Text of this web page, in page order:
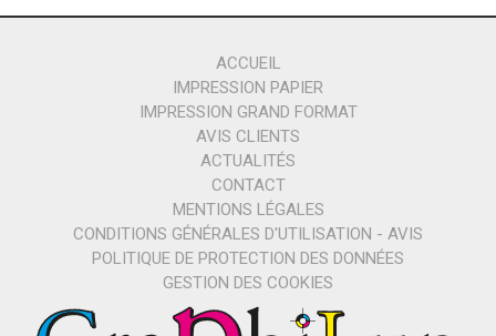
ACCUEIL
IMPRESSION PAPIER
IMPRESSION GRAND FORMAT
AVIS CLIENTS
ACTUALITÉS
CONTACT
MENTIONS LÉGALES
CONDITIONS GÉNÉRALES D'UTILISATION - AVIS
POLITIQUE DE PROTECTION DES DONNÉES
GESTION DES COOKIES